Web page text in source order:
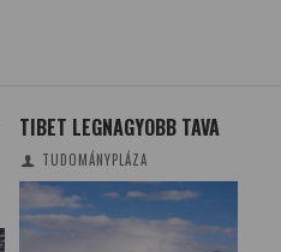
TIBET LEGNAGYOBB TAVA
TUDOMÁNYPLÁZA